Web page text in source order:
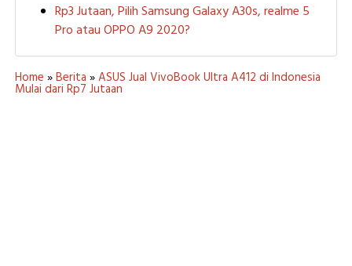
Rp3 Jutaan, Pilih Samsung Galaxy A30s, realme 5
Pro atau OPPO A9 2020?
Home »Berita »ASUS Jual VivoBook Ultra A412 di Indonesia
Mulai dari Rp7 Jutaan